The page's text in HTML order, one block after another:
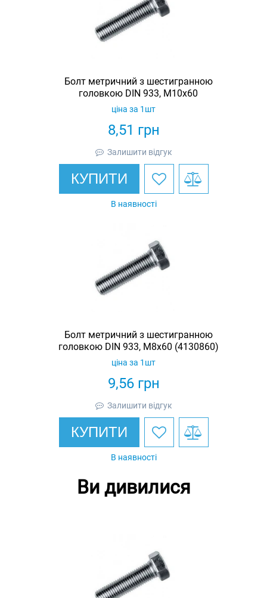
Болт метричний з шестигранною
головкою DIN 933, М10х60
8,51 грн
ціна за 1шт
Залишити відгук
КУПИТИ
В наявності
Болт метричний з шестигранною
головкою DIN 933, М8х60 (4130860)
9,56грн
ціна за 1шт
Залишити відгук
КУПИТИ
В наявності
Ви дивилися